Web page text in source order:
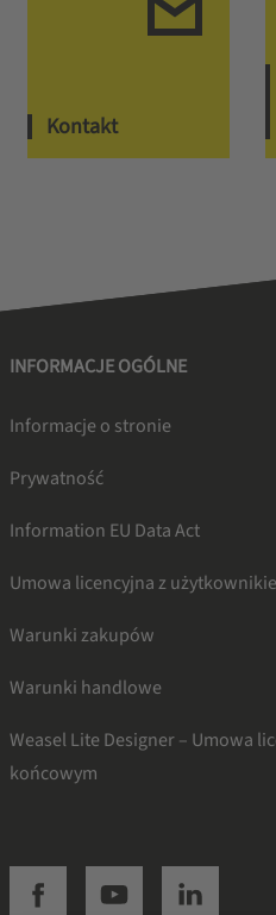
Kontakt
INFORMACJE OGÓLNE
Informacje o stronie
Prywatność
Information EU Data Act
Umowa licencyjna z
Warunki zakupów
Warunki handlowe
Weasel Lite Designer – Umowa
końcowym
SSI facebookSSI youtube
SSI